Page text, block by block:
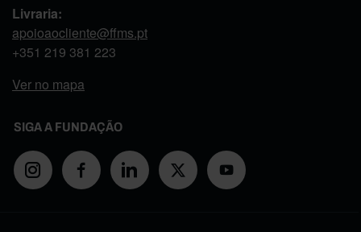
Livraria:
apoioaocliente@ffms.pt
+351 219 381 223
Ver no mapa
SIGA A FUNDAÇÃO